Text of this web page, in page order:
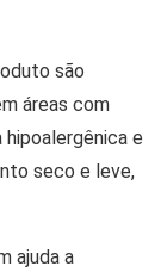
são
áreas com
e
seco e leve,
ajuda a